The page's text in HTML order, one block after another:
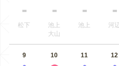
松下
池上
大山
池上 河辺
9 10 11 12